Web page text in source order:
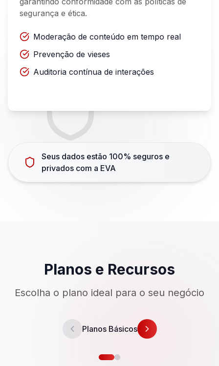
segurança e ética.
Moderação de conteúdo em tempo real
Prevenção de vieses
Auditoria contínua de interações
Seus dados estão 100% seguros e
privados com a EVA
Planos e Recursos
Escolha o plano ideal para o seu negócio
Planos Básicos